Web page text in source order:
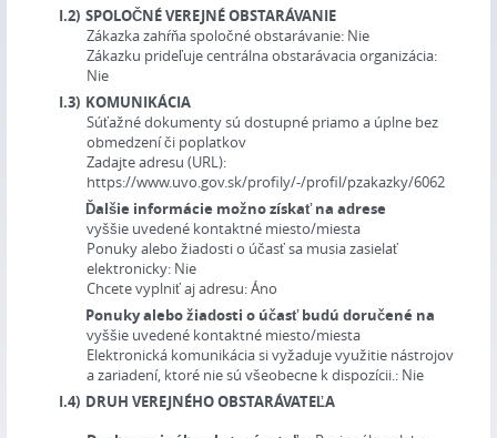
I.2) SPOLOČNÉ VEREJNÉ OBSTARÁVANIE
Zákazka zahŕňa spoločné obstarávanie: Nie
Zákazku prideľuje centrálna obstarávacia organizácia:
Nie
I.3) KOMUNIKÁCIA
Súťažné dokumenty sú dostupné priamo a úplne bez
obmedzení či poplatkov
Zadajte adresu (URL):
https://www.uvo.gov.sk/profily/-/profil/pzakazky/6062
Ďalšie informácie možno získať na adrese
vyššie uvedené kontaktné miesto/miesta
Ponuky alebo žiadosti o účasť sa musia zasielať
elektronicky: Nie
Chcete vyplniť aj adresu:Áno
Ponuky alebo žiadosti o účasť budú doručené na
vyššie uvedené kontaktné miesto/miesta
Elektronická komunikácia si vyžaduje využitie nástrojov
a zariadení, ktoré nie sú všeobecne k dispozícii.: Nie
I.4) DRUH VEREJNÉHO OBSTARÁVATEĽA